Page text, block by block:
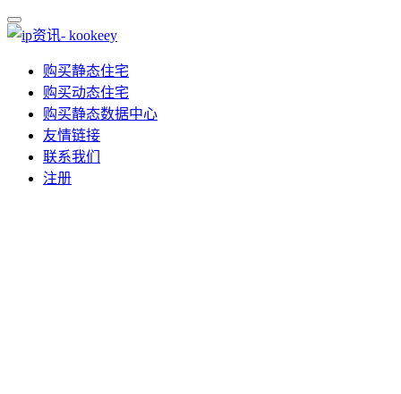
购买静态住宅
购买动态住宅
购买静态数据中心
友情链接
联系我们
注册